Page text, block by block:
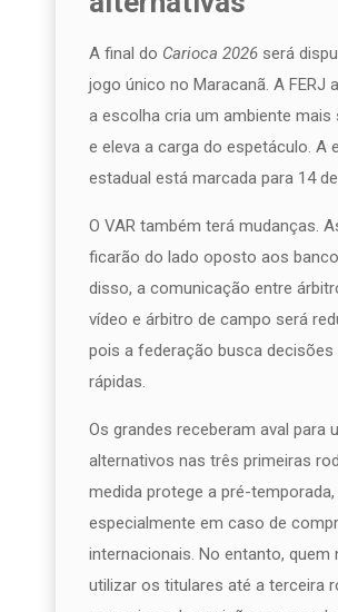
A final do Carioca 2026 será
jogo único no Maracanã. A FERJ
a escolha cria um ambiente mais
e eleva a carga do espetáculo. A
estadual está marcada para 14
O VAR também terá mudanças.
ficarão do lado oposto aos
disso, a comunicação entre
vídeo e árbitro de campo será
pois a federação busca decisões
rápidas.
Os grandes receberam aval para
alternativos nas três primeiras
medida protege a pré-temporada,
especialmente em caso de
internacionais. No entanto, quem
utilizar os titulares até a terceira